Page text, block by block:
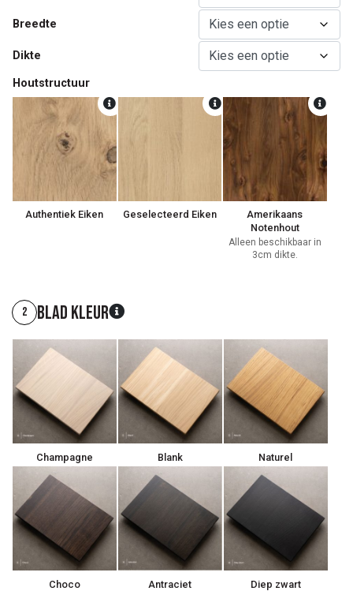
Breedte
Dikte
Houtstructuur
Authentiek Eiken Geselecteerd Eiken
Amerikaans
Notenhout
Alleen beschikbaar in
3cm dikte.
2 Blad kleur
Champagne Blank Naturel
Choco Antraciet Diep zwart